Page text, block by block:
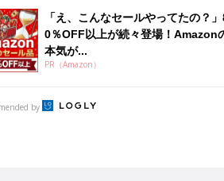
活のタイミングの目安も
続き
用やもらえるお金・必要な手続きを知ろ